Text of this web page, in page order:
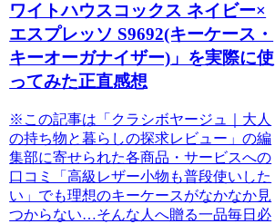
ワイトハウスコックス ネイビー×
エスプレッソ S9692(キーケース・
キーオーガナイザー)」を実際に使
ってみた正直感想
※この記事は「クラシボヤージュ｜大人
の持ち物と暮らしの探求レビュー」の編
集部に寄せられた各商品・サービスへの
口コミ「高級レザー小物も普段使いした
い」でも理想のキーケースがなかなか見
つからない…そんな人へ贈る一品毎日必